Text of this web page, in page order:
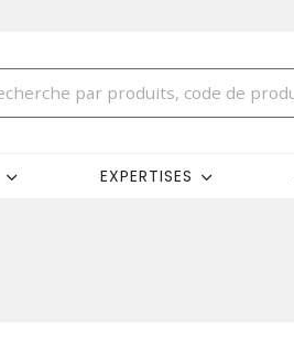
EXPERTISES